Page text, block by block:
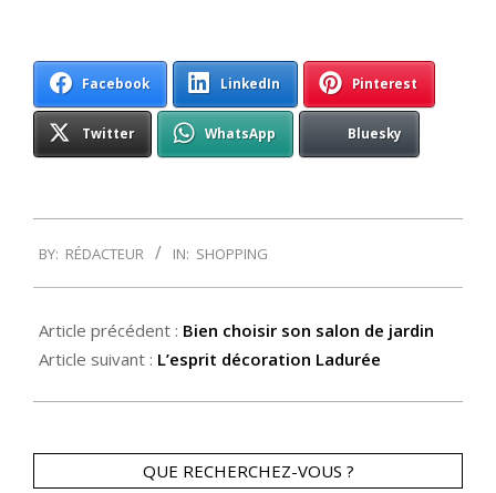
Facebook LinkedIn Pinterest
Twitter WhatsApp Bluesky
12-
30
BY: RÉDACTEUR IN: SHOPPING
Article précédent : Bien choisir son salon de jardin
Article suivant : L’esprit décoration Ladurée
QUE RECHERCHEZ-VOUS ?